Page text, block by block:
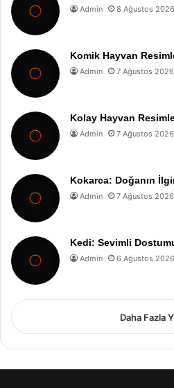
Admin 8 Ağustos 2026
Komik Hayvan
Admin 7 Ağustos 2026
Kolay Hayvan
Admin 7 Ağustos 2026
Kokarca: Doğanın
Admin 7 Ağustos 2026
Kedi: Sevimli
Admin 6 Ağustos 2026
Daha Fazla